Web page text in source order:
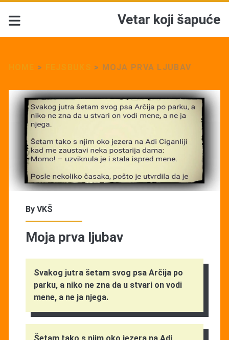
Vetar koji šapuće
> > MOJA PRVA LJUBAV
By VKŠ
Moja prva ljubav
Svakog jutra šetam svog psa Arčija po
parku, a niko ne zna da u stvari on vodi
mene, a ne ja njega.